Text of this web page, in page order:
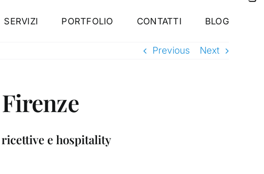
SERVIZI PORTFOLIO CONTATTI BLOG
Previous Next
e hospitality